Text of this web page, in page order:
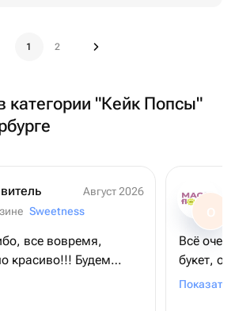
1 2
категории "Кейк Попсы"
Август 2026
Sweetness
все вовремя,
красиво!!! Будем
О
Всё
букет,
Показать